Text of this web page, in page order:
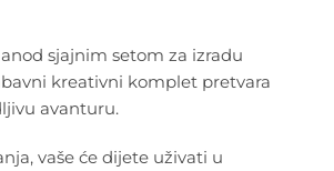
sjajnim setom za izradu
kreativni komplet pretvara
avanturu.
vaše će dijete uživati u